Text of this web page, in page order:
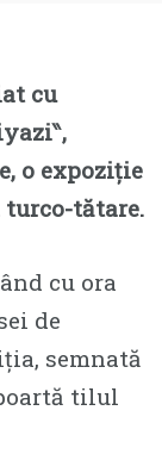
cu
o expoziție
tătare.
cu ora
de
semnată
tilul